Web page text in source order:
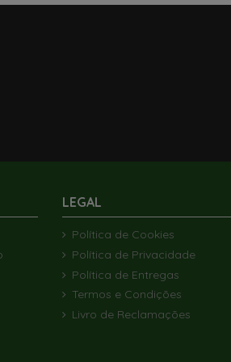
ARO PRETO COM TAMPA
5,04 €
Adicionar ao carrinho
LATERAL HELLA 124X40MM
18,45 €
ARO TRIPLO
TIPO
LEGAL
Política de Cookies
Política de Privacidade
Política de Entregas
Termos e Condições
Livro de Reclamações